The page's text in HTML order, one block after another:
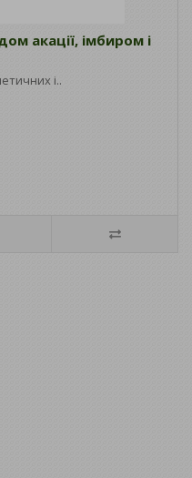
акації, імбиром і
і..